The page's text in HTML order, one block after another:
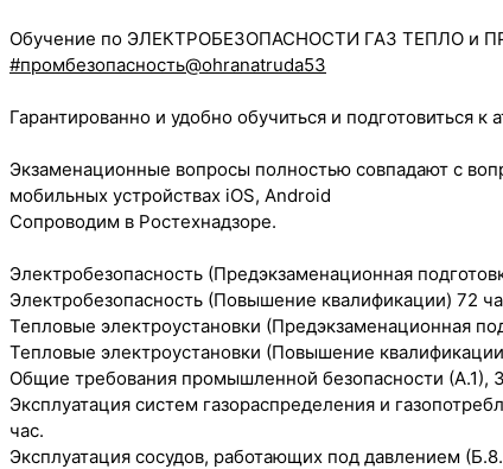
Обучение по ЭЛЕКТРОБЕЗОПАСНОСТИ ГАЗ ТЕПЛО и
#промбезопасность@ohranatruda53
Гарантированно и удобно обучиться и подготовиться
Экзаменационные вопросы полностью совпадают с
мобильных устройствах iOS, Android
Сопроводим в Ростехнадзоре.
Электробезопасность (Предэкзаменационная
Электробезопасность (Повышение квалификации) 72
Тепловые электроустановки (Предэкзаменационная
Тепловые электроустановки (Повышение
Общие требования промышленной безопасности (А.1),
Эксплуатация систем газораспределения и
час.
Эксплуатация сосудов, работающих под давлением